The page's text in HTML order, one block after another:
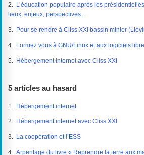
2.
L’éducation populaire après les
lieux, enjeux, perspectives...
3. Pour se rendre à Cliss XXI bassin minier
4. Formez vous à GNU/Linux et aux logiciels
5. Hébergement internet avec Cliss XXI
5 articles au hasard
1. Hébergement internet
2. Hébergement internet avec Cliss XXI
3. La coopération et l’ESS
4.Arpentage du livre « Reprendre la terre aux